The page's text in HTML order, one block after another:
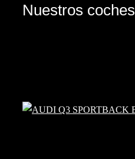
Nuestros coches